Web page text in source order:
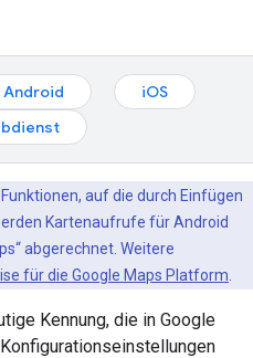
Android
iOS
Funktionen, auf die durch Einfügen
Kartenaufrufe für Android
abgerechnet. Weitere
für die Google Maps Platform
Kennung, die in Google